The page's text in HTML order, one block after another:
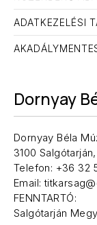
ADATKEZELÉSI
Dornyay
Dornyay Béla
3100
Telefon: +36 32
Email:
FENNTARTÓ:
Salgótarján
ELŐZŐ